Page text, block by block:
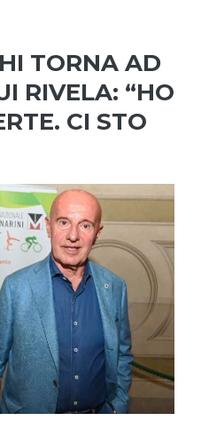
TORNA AD
RIVELA: “HO
CI STO